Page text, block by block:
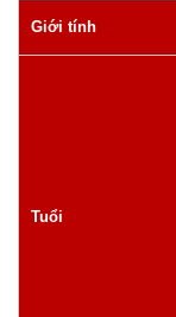
Giới tính
Tuổi